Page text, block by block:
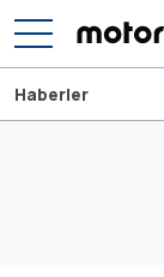
Haberler